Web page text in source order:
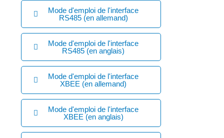
Mode d'emploi de l'interface
RS485 (en allemand)
Mode d'emploi de l'interface
RS485 (en anglais)
Mode d'emploi de l'interface
XBEE (en allemand)
Mode d'emploi de l'interface
XBEE (en anglais)